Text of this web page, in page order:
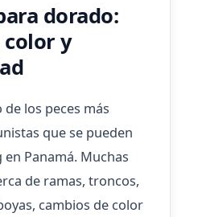
dorado:
color y
los peces más
que se pueden
Panamá. Muchas
de ramas, troncos,
cambios de color